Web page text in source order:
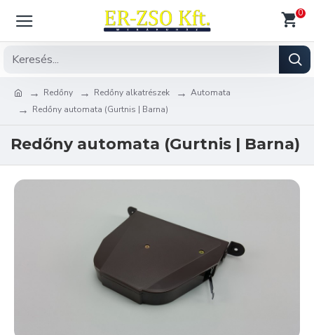
0
Redőny Redőny alkatrészek
Automata
Redőny automata (Gurtnis | Barna)
Redőny automata (Gurtnis | Barna)